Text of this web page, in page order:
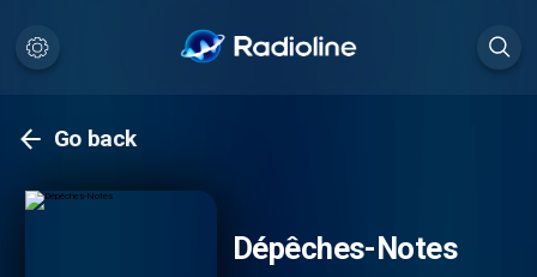
Go back
Dépêches-Notes